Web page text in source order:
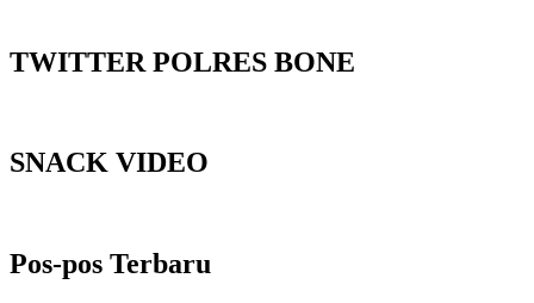
TWITTER POLRES BONE
SNACK VIDEO
Pos-pos Terbaru